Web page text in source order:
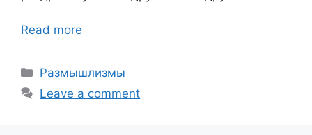
Read more
Categories
Размышлизмы
Leave a comment